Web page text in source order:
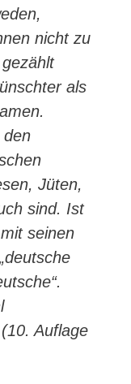
nicht zu
als
den
Jüten,
sind. Ist
seinen
Auflage